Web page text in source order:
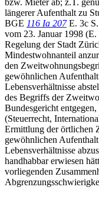
längerer Aufenthalt zu
BGE 116 Ia 207E. 3c S.
vom 23. Januar 1998 (E.
Regelung der Stadt
Mindestwohnanteil
den
gewöhnlichen
Lebensverhältnisse
des Begriffs der
Bundesgericht entgegen,
(Steuerrecht,
Ermittlung der örtlichen
gewöhnlichen
Lebensverhältnisse
handhabbar erwiesen
vorliegenden